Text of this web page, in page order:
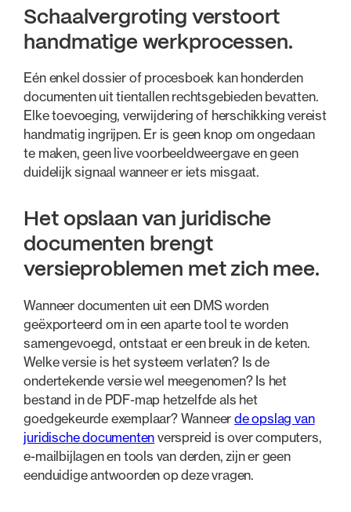
Schaalvergroting verstoort
handmatige werkprocessen.
Eén enkel dossier of procesboek kan honderden
documenten uit tientallen rechtsgebieden bevatten.
Elke toevoeging, verwijdering of herschikking vereist
handmatig ingrijpen. Er is geen knop om ongedaan
te maken, geen live voorbeeldweergave en geen
duidelijk signaal wanneer er iets misgaat.
Het opslaan van juridische
documenten brengt
versieproblemen met zich mee.
Wanneer documenten uit een DMS worden
geëxporteerd om in een aparte tool te worden
samengevoegd, ontstaat er een breuk in de keten.
Welke versie is het systeem verlaten? Is de
ondertekende versie wel meegenomen? Is het
bestand in de PDF-map hetzelfde als het
goedgekeurde exemplaar? Wanneer de opslag van
juridische documenten verspreid is over computers,
e-mailbijlagen en tools van derden, zijn er geen
eenduidige antwoorden op deze vragen.